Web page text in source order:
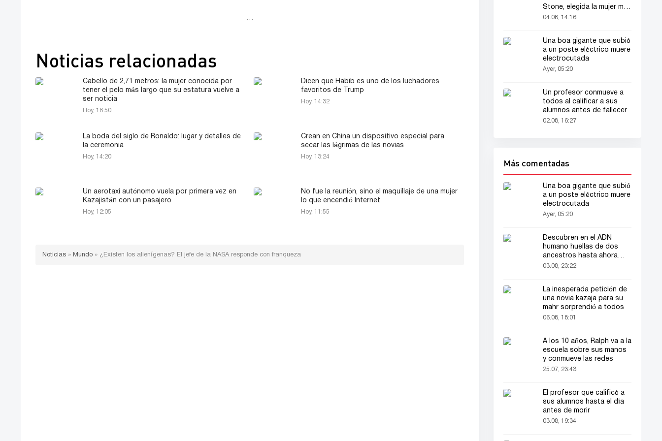
…
Noticias relacionadas
Cabello de 2,71 metros: la mujer conocida por
tener el pelo más largo que su estatura vuelve a
ser noticia
Hoy, 16:50
Dicen que Habib es uno de los luchadores
favoritos de Trump
Hoy, 14:32
La boda del siglo de Ronaldo: lugar y detalles de
la ceremonia
Hoy, 14:20
Crean en China un dispositivo especial para
secar las lágrimas de las novias
Hoy, 13:24
Un aerotaxi autónomo vuela por primera vez en
Kazajistán con un pasajero
Hoy, 12:05
No fue la reunión, sino el maquillaje de una mujer
lo que encendió Internet
Hoy, 11:55
Noticias » Mundo » ¿Existen los alienígenas? El jefe de la NASA responde con franqueza
Stone, elegida la mujer más
bella del mundo
04.08, 14:16
Una boa gigante que subió
a un poste eléctrico muere
electrocutada
Ayer, 05:20
Un profesor conmueve a
todos al calificar a sus
alumnos antes de fallecer
02.08, 16:27
Más comentadas
Una boa gigante que subió
a un poste eléctrico muere
electrocutada
Ayer, 05:20
Descubren en el ADN
humano huellas de dos
ancestros hasta ahora
desconocidos
03.08, 23:22
La inesperada petición de
una novia kazaja para su
mahr sorprendió a todos
06.08, 18:01
A los 10 años, Ralph va a la
escuela sobre sus manos
y conmueve las redes
25.07, 23:43
El profesor que calificó a
sus alumnos hasta el día
antes de morir
03.08, 19:34